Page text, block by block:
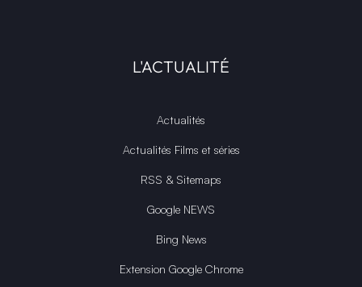
L'ACTUALITÉ
Actualités
Actualités Films et séries
RSS & Sitemaps
Google NEWS
Bing News
Extension Google Chrome